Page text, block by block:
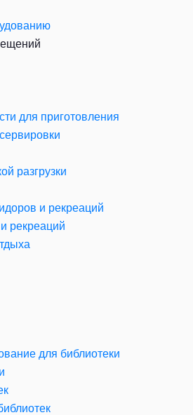
для приготовления
разгрузки
и рекреаций
рекреаций
для библиотеки